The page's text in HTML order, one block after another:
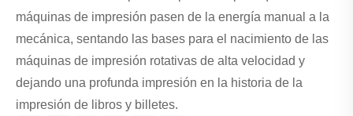
máquinas de impresión pasen de la energía manual a la
mecánica, sentando las bases para el nacimiento de las
máquinas de impresión rotativas de alta velocidad y
dejando una profunda impresión en la historia de la
impresión de libros y billetes.